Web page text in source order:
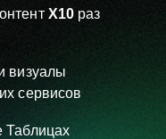
визуалы
сервисов
Таблицах
Х10 раз